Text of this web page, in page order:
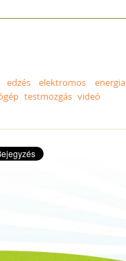
edzés elektromos energia
testmozgás videó